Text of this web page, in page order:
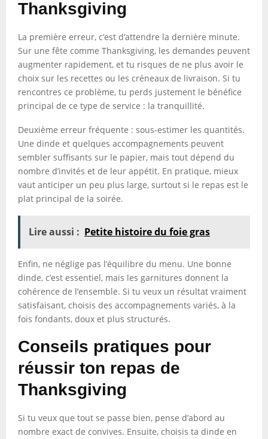
Thanksgiving
La première erreur, c’est d’attendre la dernière minute.
Sur une fête comme Thanksgiving, les demandes peuvent
augmenter rapidement, et tu risques de ne plus avoir le
choix sur les recettes ou les créneaux de livraison. Si tu
rencontres ce problème, tu perds justement le bénéfice
principal de ce type de service : la tranquillité.
Deuxième erreur fréquente : sous-estimer les quantités.
Une dinde et quelques accompagnements peuvent
sembler suffisants sur le papier, mais tout dépend du
nombre d’invités et de leur appétit. En pratique, mieux
vaut anticiper un peu plus large, surtout si le repas est le
plat principal de la soirée.
Lire aussi : Petite histoire du foie gras
Enfin, ne néglige pas l’équilibre du menu. Une bonne
dinde, c’est essentiel, mais les garnitures donnent la
cohérence de l’ensemble. Si tu veux un résultat vraiment
satisfaisant, choisis des accompagnements variés, à la
fois fondants, doux et plus structurés.
Conseils pratiques pour
réussir ton repas de
Thanksgiving
Si tu veux que tout se passe bien, pense d’abord au
nombre exact de convives. Ensuite, choisis ta dinde en